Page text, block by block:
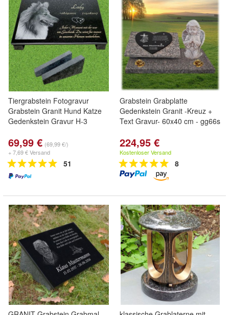
Tiergrabstein Fotogravur
Grabstein Granit Hund Katze
Gedenkstein Gravur H-3
69,99 € (69,99 €/)
+ 7,69 € Versand
51
Grabstein Grabplatte
Gedenkstein Granit -Kreuz +
Text Gravur- 60x40 cm - gg66s
224,95 €
Kostenloser Versand
8